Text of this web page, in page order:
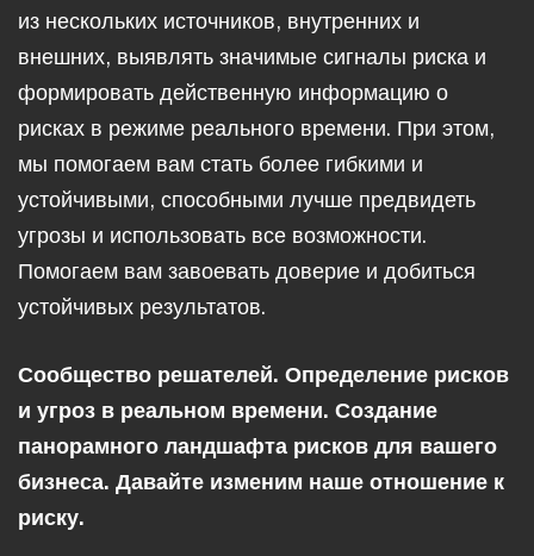
из нескольких источников, внутренних и
внешних, выявлять значимые сигналы риска и
формировать действенную информацию о
рисках в режиме реального времени. При этом,
мы помогаем вам стать более гибкими и
устойчивыми, способными лучше предвидеть
угрозы и использовать все возможности.
Помогаем вам завоевать доверие и добиться
устойчивых результатов.
Сообщество решателей. Определение рисков
и угроз в реальном времени. Создание
панорамного ландшафта рисков для вашего
бизнеса. Давайте изменим наше отношение к
риску.